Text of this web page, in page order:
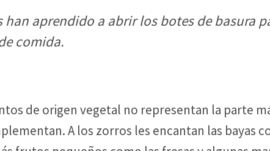
han aprendido a abrir los botes de basura
comida.
de origen vegetal no representan la parte
A los zorros les encantan las bayas